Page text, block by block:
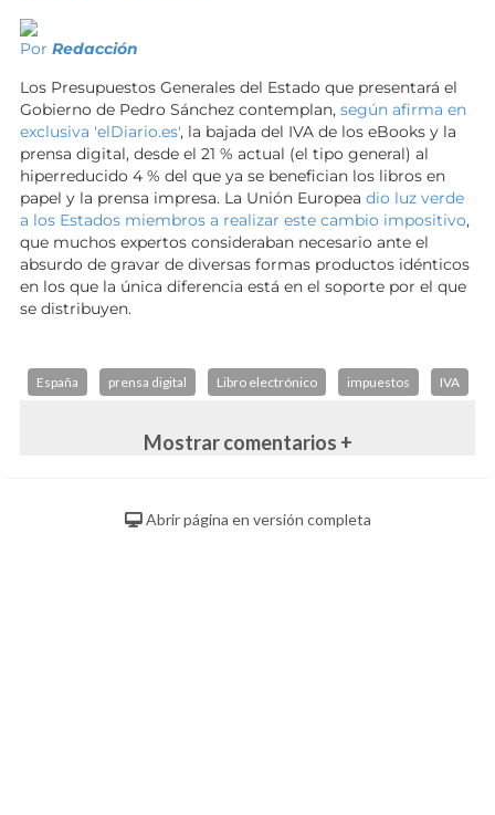
Por Redacción
Los Presupuestos Generales del Estado que presentará el
Gobierno de Pedro Sánchez contemplan, según afirma en
exclusiva 'elDiario.es', la bajada del IVA de los eBooks y la
prensa digital, desde el 21 % actual (el tipo general) al
hiperreducido 4 % del que ya se benefician los libros en
papel y la prensa impresa. La Unión Europea dio luz verde
a los Estados miembros a realizar este cambio impositivo,
que muchos expertos consideraban necesario ante el
absurdo de gravar de diversas formas productos idénticos
en los que la única diferencia está en el soporte por el que
se distribuyen.
España prensa digital Libro electrónico impuestos IVA
Mostrar comentarios +
Abrir página en versión completa